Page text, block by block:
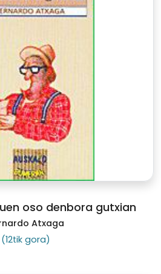
oso denbora gutxian
Atxaga
(12tik gora)